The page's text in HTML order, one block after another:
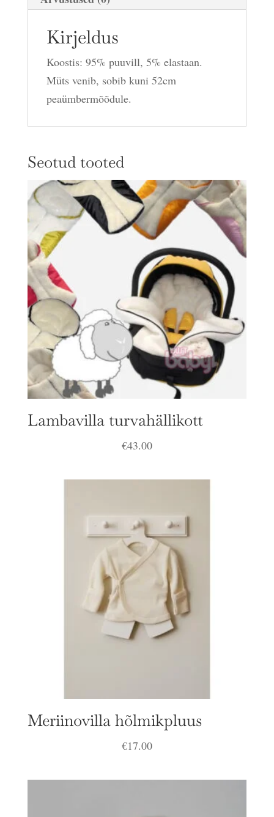
Kirjeldus
Koostis: 95% puuvill, 5% elastaan.
Müts venib, sobib kuni 52cm
peaümbermõõdule.
Seotud tooted
Lambavilla turvahällikott
€43.00
Meriinovilla hõlmikpluus
€17.00